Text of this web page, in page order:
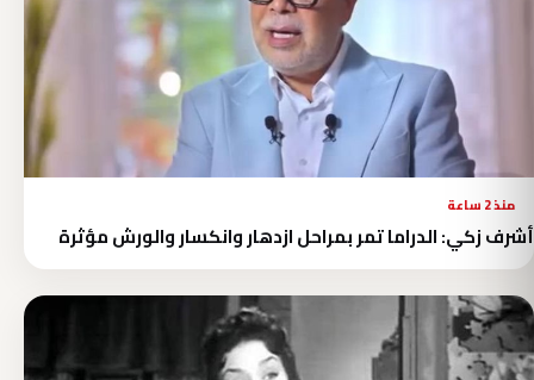
منذ 2 ساعة
أشرف زكي: الدراما تمر بمراحل ازدهار وانكسار والورش مؤثرة